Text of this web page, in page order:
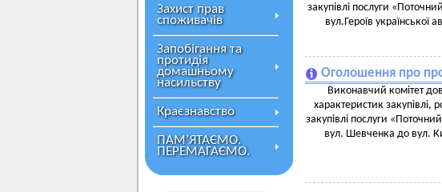
Захист прав
споживачів
Запобігання та
протидія
домашньому
насильству
Краєзнавство
ПАМ’ЯТАЄМО.
ПЕРЕМАГАЄМО.
закупівлі послуги
вул.Героїв української
Оголошення про
Виконавчий комітет
характеристик закупівлі,
закупівлі послуги
вул. Шевченка до вул.